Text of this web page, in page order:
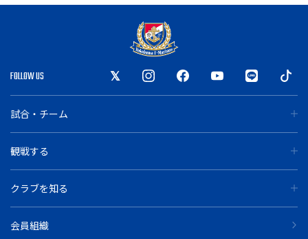
FOLLOW US
試合・チーム
観戦する
クラブを知る
会員組織